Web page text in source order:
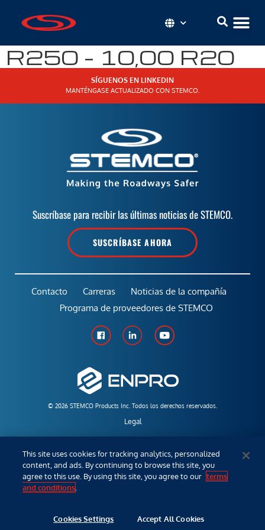
R250 – 10,00 R20
SÍGUENOS EN LINKEDIN
MANTÉNGASE ACTUALIZADO CON STEMCO.
Suscríbase para recibir las últimas noticias de STEMCO.
SUSCRÍBASE AHORA
© 2026 STEMCO Products Inc. Todos los derechos reservados.
Legal
Empleados
Contacto Carreras
Noticias de la compañía
Programa de proveedores de STEMCO
This site uses cookies for tracking analytics, personalized
content, and ads. By continuing to browse this site, you
agree to this use. By using this site, you agree to our terms
and conditions
Cookies Settings Accept All Cookies